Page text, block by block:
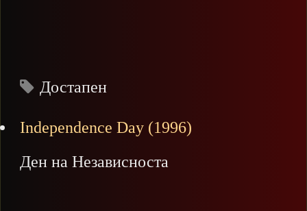
Достапен
Independence Day (1996)
Ден на Независноста